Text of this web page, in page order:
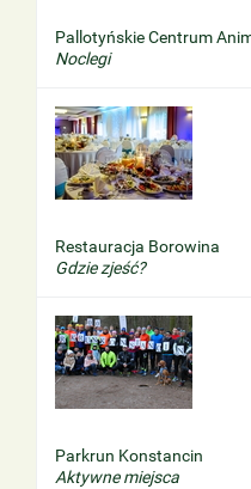
Pallotyńskie Centrum
Noclegi
Restauracja Borowina
Gdzie zjeść?
Parkrun Konstancin
Aktywne miejsca